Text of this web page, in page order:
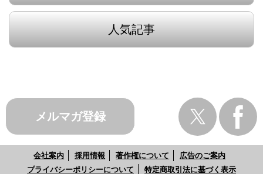
人気記事
メルマガ登録
会社案内 採用情報 著作権について
広告のご案内
プライバシーポリシーについて
特定商取引法に基づく表示